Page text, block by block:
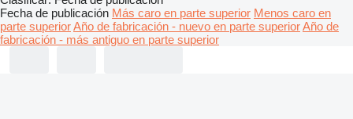
Fecha de publicación Más caro en parte superior Menos caro en
parte superiorAño de fabricación - nuevo en parte superiorAño de
fabricación - más antiguo en parte superior